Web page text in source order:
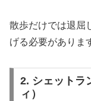
散歩だけでは退屈
げる必要がありま
2. シェットラ
ィ）